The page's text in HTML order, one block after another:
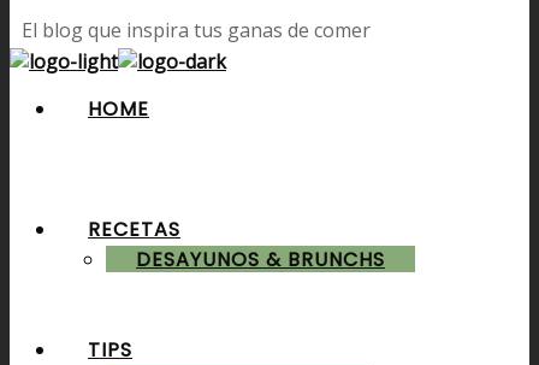
El blog que inspira tus ganas de comer
HOME
RECETAS
DESAYUNOS & BRUNCHS
TIPS